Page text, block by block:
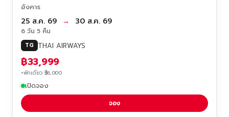
อังคาร
25 ส.ค. 69 → 30 ส.ค. 69
6 วัน 5 คืน
TG THAI AIRWAYS
฿33,999
+พักเดี่ยว ฿6,000
เปิดจอง
จอง